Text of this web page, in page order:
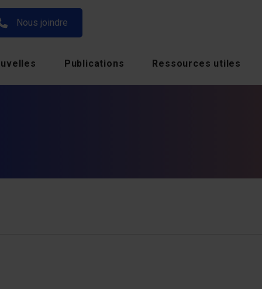
Nous joindre
Publications Ressources utiles